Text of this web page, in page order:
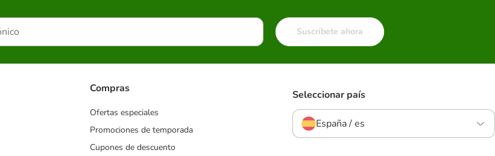
Suscríbete ahora
Compras
Ofertas especiales
Promociones de temporada
Cupones de descuento
Seleccionar país
España / es